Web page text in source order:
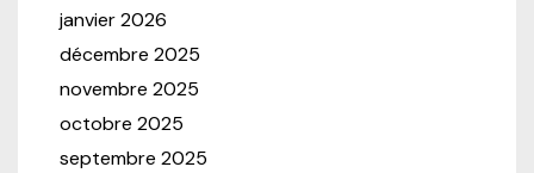
janvier 2026
décembre 2025
novembre 2025
octobre 2025
septembre 2025